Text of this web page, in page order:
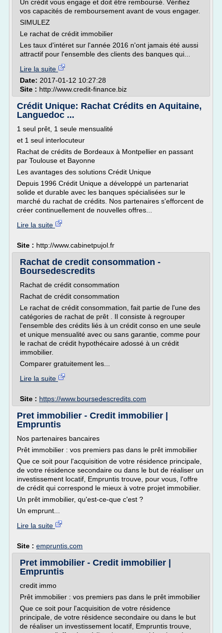
Un crédit vous engage et doit être remboursé. Vérifiez
vos capacités de remboursement avant de vous engager.
SIMULEZ
Le rachat de crédit immobilier
Les taux d'intéret sur l'année 2016 n'ont jamais été aussi
attractif pour l'ensemble des clients des banques qui...
Lire la suite
Date: 2017-01-12 10:27:28
Site : http://www.credit-finance.biz
Crédit Unique: Rachat Crédits en Aquitaine,
Languedoc ...
1 seul prêt, 1 seule mensualité
et 1 seul interlocuteur
Rachat de crédits de Bordeaux à Montpellier en passant
par Toulouse et Bayonne
Les avantages des solutions Crédit Unique
Depuis 1996 Crédit Unique a développé un partenariat
solide et durable avec les banques spécialisées sur le
marché du rachat de crédits. Nos partenaires s'efforcent de
créer continuellement de nouvelles offres...
Lire la suite
Site : http://www.cabinetpujol.fr
Rachat de credit consommation -
Boursedescredits
Rachat de crédit consommation
Rachat de crédit consommation
Le rachat de crédit consommation, fait partie de l'une des
catégories de rachat de prêt . Il consiste à regrouper
l'ensemble des crédits liés à un crédit conso en une seule
et unique mensualité avec ou sans garantie, comme pour
le rachat de crédit hypothécaire adossé à un crédit
immobilier.
Comparer gratuitement les...
Lire la suite
Site : https://www.boursedescredits.com
Pret immobilier - Credit immobilier |
Empruntis
Nos partenaires bancaires
Prêt immobilier : vos premiers pas dans le prêt immobilier
Que ce soit pour l'acquisition de votre résidence principale,
de votre résidence secondaire ou dans le but de réaliser un
investissement locatif, Empruntis trouve, pour vous, l'offre
de crédit qui correspond le mieux à votre projet immobilier.
Un prêt immobilier, qu'est-ce-que c'est ?
Un emprunt...
Lire la suite
Site : empruntis.com
Pret immobilier - Credit immobilier |
Empruntis
credit immo
Prêt immobilier : vos premiers pas dans le prêt immobilier
Que ce soit pour l'acquisition de votre résidence
principale, de votre résidence secondaire ou dans le but
de réaliser un investissement locatif, Empruntis trouve,